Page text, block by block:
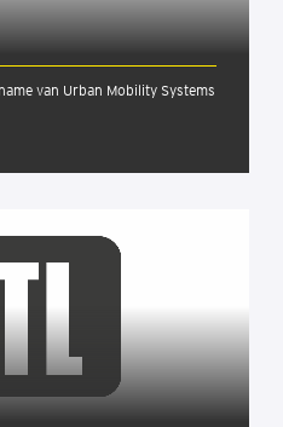
van Urban Mobility Systems